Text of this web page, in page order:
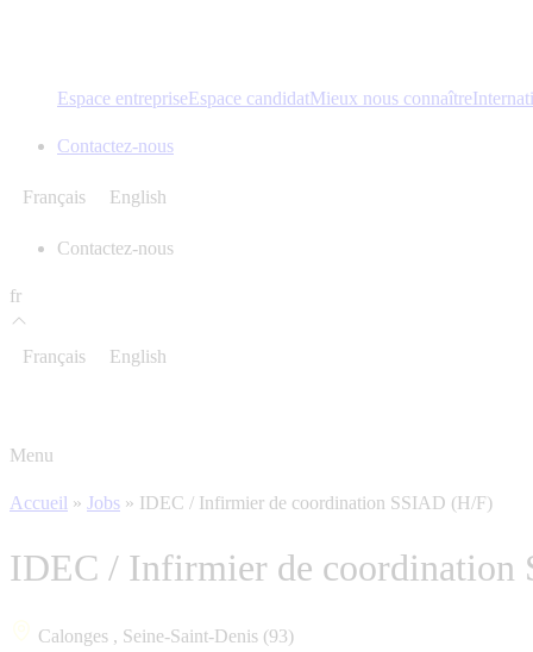
Espace entrepriseEspace candidatMieux nous connaître
Contactez-nous
Français English
Contactez-nous
fr
Français English
Menu
Accueil » Jobs » IDEC / Infirmier de coordination SSIAD (H/F)
IDEC / Infirmier de coordination
Calonges , Seine-Saint-Denis (93)